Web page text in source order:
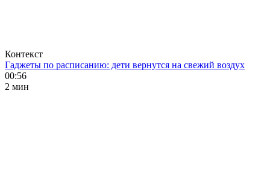
Контекст
Гаджеты по расписанию: дети вернутся на свежий воздух
00:56
2 мин